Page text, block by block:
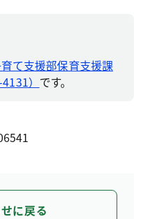
て支援部保育支援課
） です。
に戻る